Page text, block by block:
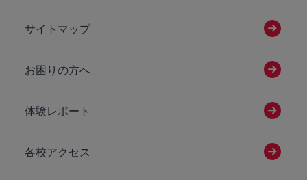
サイトマップ
お困りの方へ
体験レポート
各校アクセス